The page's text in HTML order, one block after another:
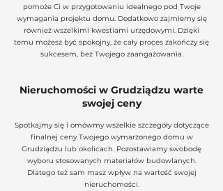
pomoże Ci w przygotowaniu idealnego pod Twoje
wymagania projektu domu. Dodatkowo zajmiemy się
również wszelkimi kwestiami urzędowymi. Dzięki
temu możesz być spokojny, że cały proces zakończy się
sukcesem, bez Twojego zaangażowania.
Nieruchomości w Grudziądzu warte
swojej ceny
Spotkajmy się i omówmy wszelkie szczegóły dotyczące
finalnej ceny Twojego wymarzonego domu w
Grudziądzu lub okolicach. Pozostawiamy swobodę
wyboru stosowanych materiałów budowlanych.
Dlatego też sam masz wpływ na wartość swojej
nieruchomości.